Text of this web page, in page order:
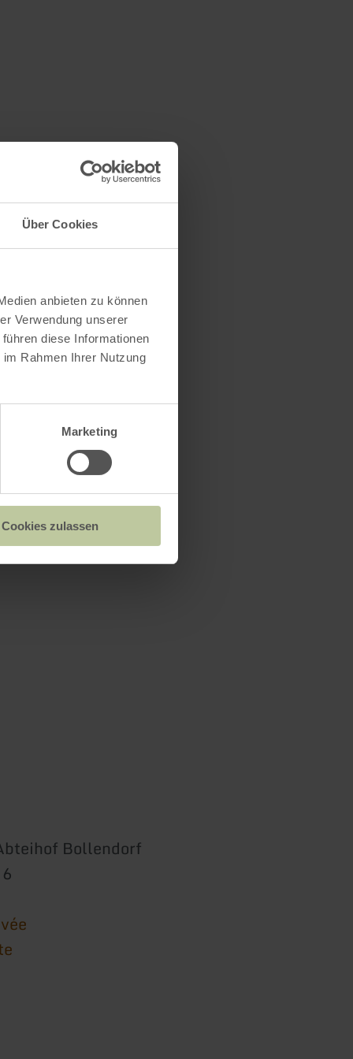
Über Cookies
anbieten zu können
Verwendung unserer
diese Informationen
Rahmen Ihrer Nutzung
Marketing
Cookies zulassen
Bollendorf